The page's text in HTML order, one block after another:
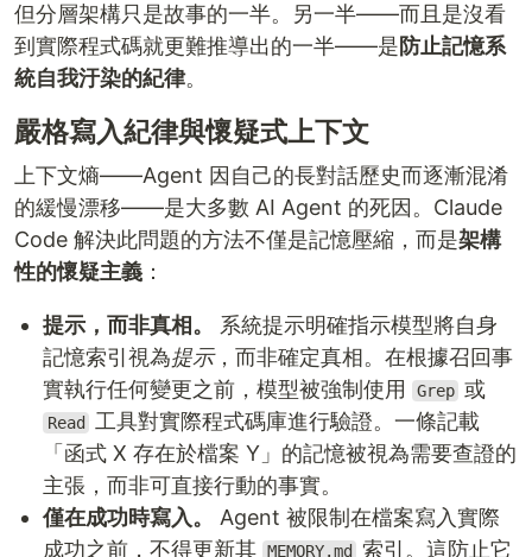
但分層架構只是故事的一半。另一半——而且是沒看
到實際程式碼就更難推導出的一半——是防止記憶系
統自我汙染的紀律。
嚴格寫入紀律與懷疑式上下文
上下文熵——Agent 因自己的長對話歷史而逐漸混淆
的緩慢漂移——是大多數 AI Agent 的死因。Claude
Code 解決此問題的方法不僅是記憶壓縮，而是架構
性的懷疑主義 ：
提示，而非真相。
系統提示明確指示模型將自身
記憶索引視為提示，而非確定真相。在根據召回事
實執行任何變更之前，模型被強制使用
Grep 或
Read
工具對實際程式碼庫進行驗證。一條記載
「函式 X 存在於檔案 Y」的記憶被視為需要查證的
主張，而非可直接行動的事實。
僅在成功時寫入。
Agent 被限制在檔案寫入實際
成功之前，不得更新其 MEMORY.md 索引。這防止它